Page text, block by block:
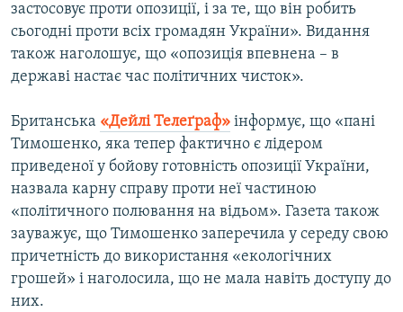
застосовує проти опозиції, і за те, що він робить
сьогодні проти всіх громадян України». Видання
також наголошує, що «опозиція впевнена – в
державі настає час політичних чисток».
Британська «Дейлі Телеґраф» інформує, що «пані
Тимошенко, яка тепер фактично є лідером
приведеної у бойову готовність опозиції України,
назвала карну справу проти неї частиною
«політичного полювання на відьом». Газета також
зауважує, що Тимошенко заперечила у середу свою
причетність до використання «екологічних
грошей» і наголосила, що не мала навіть доступу до
них.